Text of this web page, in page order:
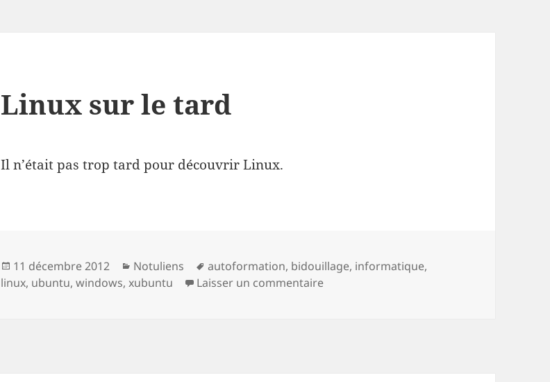
Linux sur le tard
Il n’était pas trop tard pour découvrir Linux.
Publié
le
11 décembre 2012 Catégories
Notuliens
Mots-
clés
autoformation, bidouillage, informatique,
linux, ubuntu,windows,xubuntu Laisser un commentairesur Linux sur le tard